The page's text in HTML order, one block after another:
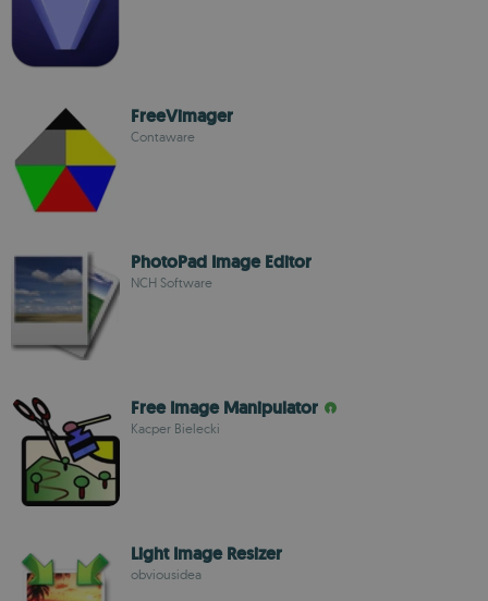
FreeVimager
Contaware
PhotoPad Image Editor
NCH Software
Free Image Manipulator
Kacper Bielecki
Light Image Resizer
obviousidea